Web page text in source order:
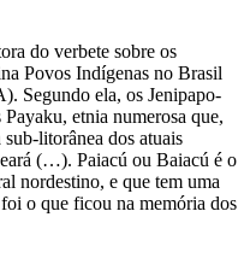
do verbete sobre os
Povos Indígenas no Brasil
Segundo ela, os Jenipapo-
etnia numerosa que,
litorânea dos atuais
(…). Paiacú ou Baiacú é o
nordestino, e que tem uma
o que ficou na memória dos